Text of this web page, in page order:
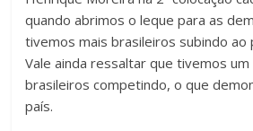
quando abrimos o leque para as
tivemos mais brasileiros subindo ao
Vale ainda ressaltar que tivemos
brasileiros competindo, o que
país.